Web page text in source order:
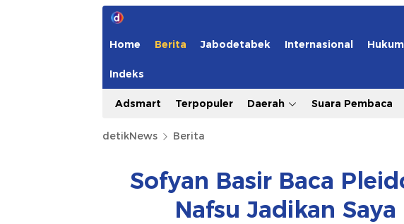
Home Berita Jabodetabek Internasional Hukum
Indeks
Adsmart Terpopuler Daerah Suara Pembaca
detikNews Berita
Sofyan Basir Baca
Nafsu Jadikan Saya